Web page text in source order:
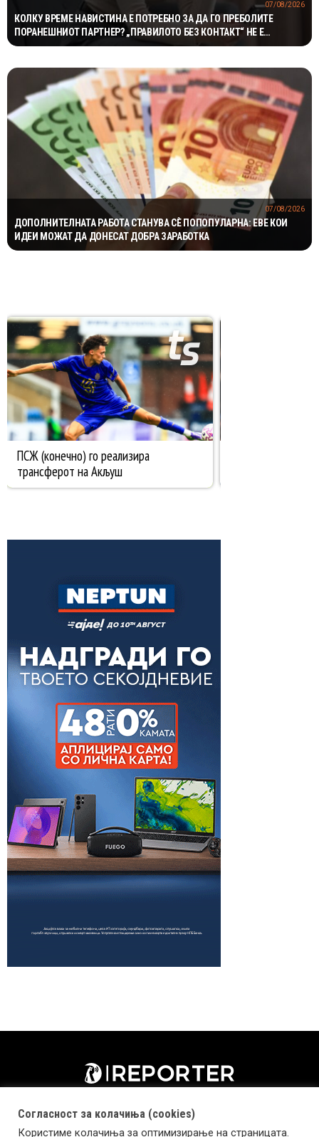
КОЛКУ ВРЕМЕ НАВИСТИНА Е ПОТРЕБНО ЗА ДА ГО ПРЕБОЛИТЕ
ПОРАНЕШНИОТ ПАРТНЕР? „ПРАВИЛОТО БЕЗ КОНТАКТ“ НЕ Е
МАГИЧНА ФОРМУЛА
07/08/2026
ДОПОЛНИТЕЛНАТА РАБОТА СТАНУВА СÈ ПОПОПУЛАРНА: ЕВЕ КОИ
ИДЕИ МОЖАТ ДА ДОНЕСАТ ДОБРА ЗАРАБОТКА
07/08/2026
Согласност за колачиња (cookies)
Користиме колачиња за оптимизирање на страницата.